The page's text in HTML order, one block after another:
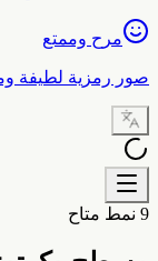
مرح وممتع
صور رمزية لطيفة
9 نمط متاح